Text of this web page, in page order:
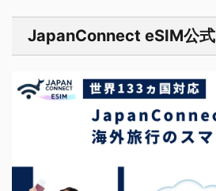
JapanConnect eSIM公式